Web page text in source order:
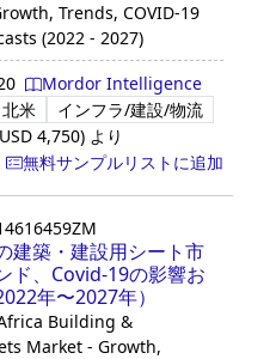
Trends, COVID-19
(2022 - 2027)
Mordor Intelligence
北米
インフラ/建設/物流
4,750) より
無料サンプルリストに追加
建築・建設用シート市
ド、Covid-19の影響お
年〜2027年）
Building &
Market - Growth,